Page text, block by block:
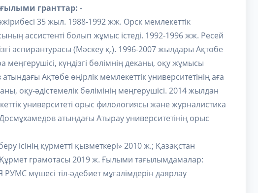
гранттар: -
35 жыл. 1988-1992 жж. Орск мемлекеттік
ассистенті болып жұмыс істеді. 1992-1996 жж. Ресей
аспирантурасы (Мәскеу қ.). 1996-2007 жылдары Ақтөбе
күндізгі бөлімнің деканы, оқу жұмысы
Ақтөбе өңірлік мемлекеттік университетінің аға
оқу-әдістемелік бөлімінің меңгерушісі. 2014 жылдан
университеті орыс филологиясы және журналистика
атындағы Атырау университетінің орыс
ісінің құрметті қызметкері» 2010 ж.; Қазақстан
грамотасы 2019 ж. Ғылыми тағылымдамалар:
мүшесі тіл-әдебиет мұғалімдерін даярлау